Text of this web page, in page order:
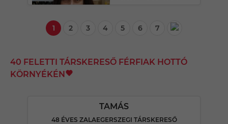
1 2 3 4 5 6 7
40 FELETTI TÁRSKERESŐ FÉRFIAK HOTTÓ
KÖRNYÉKÉN
TAMÁS
48 ÉVES ZALAEGERSZEGI TÁRSKERESŐ